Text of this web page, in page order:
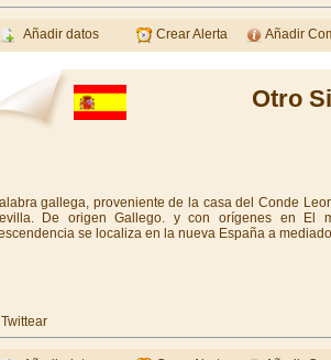
Añadir datos Crear Alerta Añadir
Otro
gallega, proveniente de la casa del Conde
De origen Gallego. y con orígenes en El
se localiza en la nueva España a
Twittear